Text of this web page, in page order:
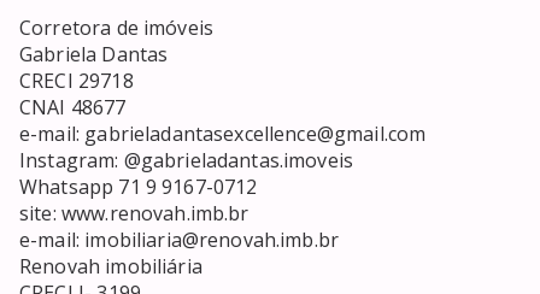
Corretora de imóveis
Gabriela Dantas
CRECI 29718
CNAI 48677
e-mail: gabrieladantasexcellence@gmail.com
Instagram: @gabrieladantas.imoveis
Whatsapp 71 9 9167-0712
site: www.renovah.imb.br
e-mail: imobiliaria@renovah.imb.br
Renovah imobiliária